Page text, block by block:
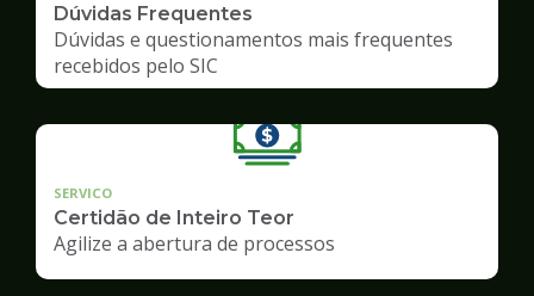
Dúvidas Frequentes
Dúvidas e questionamentos mais frequentes
recebidos pelo SIC
SERVICO
Certidão de Inteiro Teor
Agilize a abertura de processos